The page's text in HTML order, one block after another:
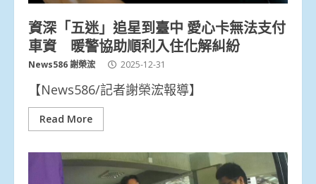
資深「五迷」追星到臺中 愛心卡無法支付
車資 暖警協助順利入住化解糾紛
News586 謝榮浤 2025-12-31
【News586/記者謝榮浤報導】
Read More